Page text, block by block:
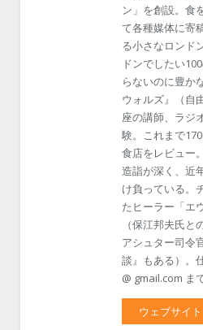
ン」を創設。食
て各種媒体に寄
る小さなロンド
ドンでしたい
らないのに豊か
ウォルズ』（自
座の講師、ラジ
験。これまで
食店をレビュー
造詣が深く、近
け負っている。
たヒーラー「エ
（保江邦夫氏
アシュター司令
談』もある）。
@ gmail.com ま
ウェブサイト